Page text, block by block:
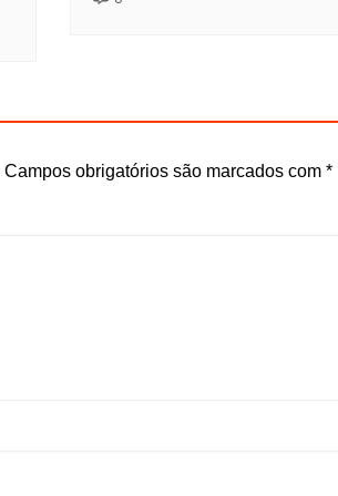
Campos obrigatórios são marcados com *